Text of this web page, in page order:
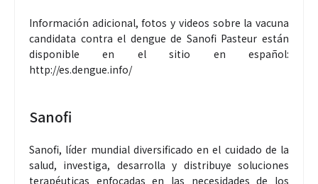
Información adicional, fotos y videos sobre la vacuna
candidata contra el dengue de Sanofi Pasteur están
disponible en el sitio en español:
http://es.dengue.info/
Sanofi
Sanofi, líder mundial diversificado en el cuidado de la
salud, investiga, desarrolla y distribuye soluciones
terapéuticas enfocadas en las necesidades de los